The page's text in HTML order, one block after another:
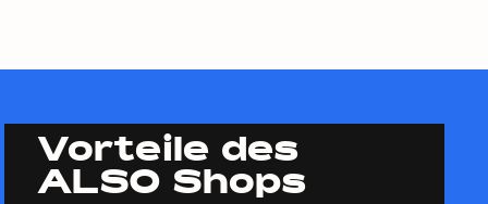
Vorteile des
ALSO Shops